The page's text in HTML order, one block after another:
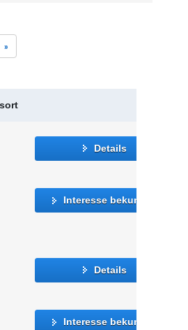
»
Details
Interesse bekunden
Details
Interesse bekunden